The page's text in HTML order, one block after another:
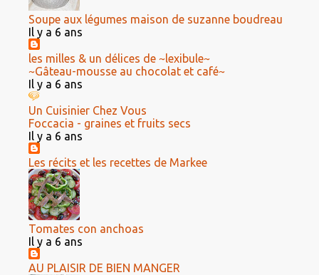
Soupe aux légumes maison de suzanne boudreau
Il y a 6 ans
les milles & un délices de ~lexibule~
~Gâteau-mousse au chocolat et café~
Il y a 6 ans
Un Cuisinier Chez Vous
Foccacia - graines et fruits secs
Il y a 6 ans
Les récits et les recettes de Markee
Tomates con anchoas
Il y a 6 ans
AU PLAISIR DE BIEN MANGER